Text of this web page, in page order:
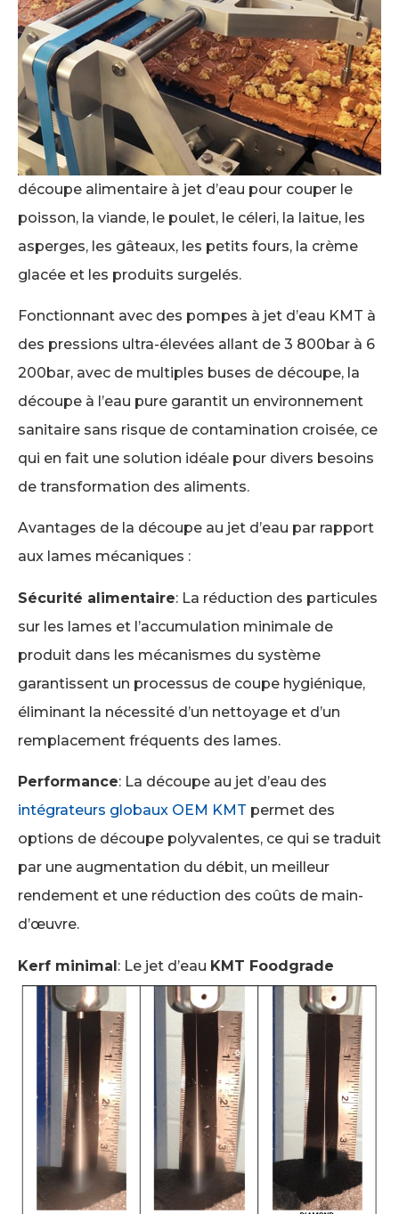
découpe alimentaire à jet d’eau pour couper le
poisson, la viande, le poulet, le céleri, la laitue, les
asperges, les gâteaux, les petits fours, la crème
glacée et les produits surgelés.
Fonctionnant avec des pompes à jet d’eau KMT à
des pressions ultra-élevées allant de 3 800bar à 6
200bar, avec de multiples buses de découpe, la
découpe à l’eau pure garantit un environnement
sanitaire sans risque de contamination croisée, ce
qui en fait une solution idéale pour divers besoins
de transformation des aliments.
Avantages de la découpe au jet d’eau par rapport
aux lames mécaniques :
Sécurité alimentaire: La réduction des particules
sur les lames et l’accumulation minimale de
produit dans les mécanismes du système
garantissent un processus de coupe hygiénique,
éliminant la nécessité d’un nettoyage et d’un
remplacement fréquents des lames.
Performance: La découpe au jet d’eau des
intégrateurs globaux OEM KMT permet des
options de découpe polyvalentes, ce qui se traduit
par une augmentation du débit, un meilleur
rendement et une réduction des coûts de main-
d’œuvre.
Kerf minimal: Le jet d’eau KMT Foodgrade